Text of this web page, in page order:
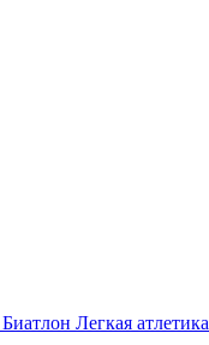
Биатлон Легкая атлетика